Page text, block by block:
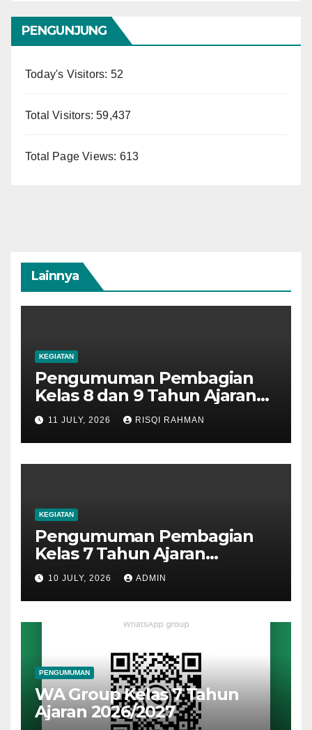
PENGUNJUNG
Today's Visitors: 52
Total Visitors:59,437
Total Page Views: 613
Lainnya
KEGIATAN
Pengumuman Pembagian
Kelas 8 dan 9 Tahun Ajaran
2026-2027
11 JULY, 2026 RISQI RAHMAN
KEGIATAN
Pengumuman Pembagian
Kelas 7 Tahun Ajaran
2026/2027
10 JULY, 2026 ADMIN
PENGUMUMAN
WA Group Kelas 7 Tahun
Ajaran 2026/2027